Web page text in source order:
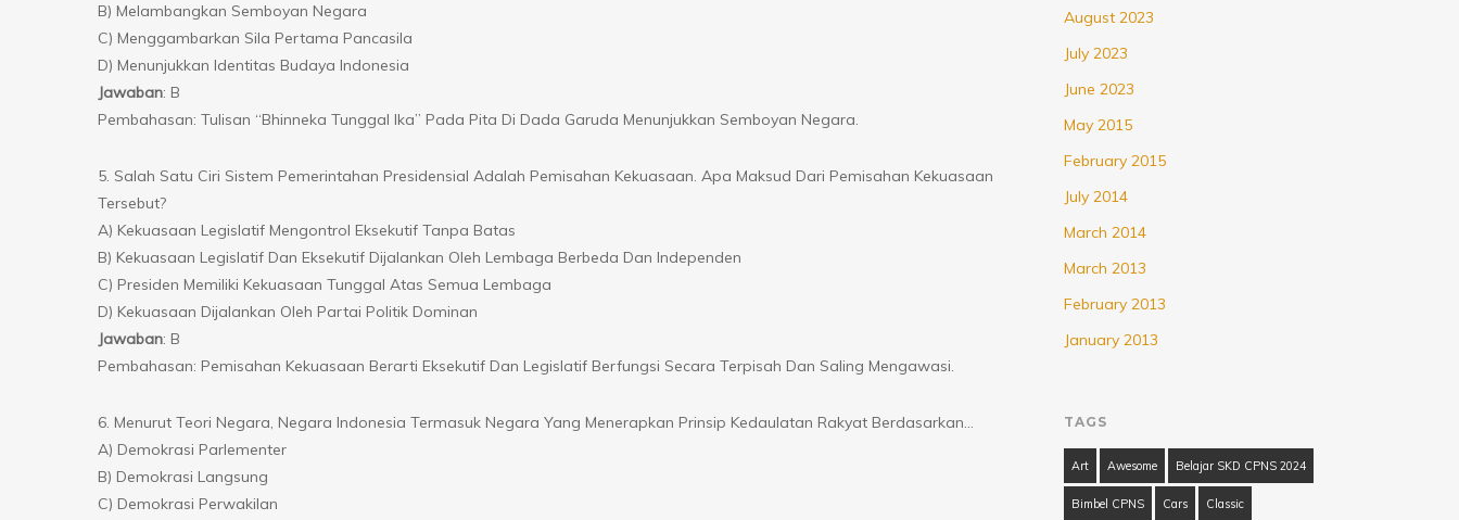
B) Melambangkan Semboyan Negara
C) Menggambarkan Sila Pertama Pancasila
D) Menunjukkan Identitas Budaya Indonesia
Jawaban: B
Pembahasan: Tulisan “Bhinneka Tunggal Ika” Pada Pita Di Dada Garuda Menunjukkan Semboyan Negara.
5. Salah Satu Ciri Sistem Pemerintahan Presidensial Adalah Pemisahan Kekuasaan. Apa Maksud Dari Pemisahan Kekuasaan
Tersebut?
A) Kekuasaan Legislatif Mengontrol Eksekutif Tanpa Batas
B) Kekuasaan Legislatif Dan Eksekutif Dijalankan Oleh Lembaga Berbeda Dan Independen
C) Presiden Memiliki Kekuasaan Tunggal Atas Semua Lembaga
D) Kekuasaan Dijalankan Oleh Partai Politik Dominan
Jawaban: B
Pembahasan: Pemisahan Kekuasaan Berarti Eksekutif Dan Legislatif Berfungsi Secara Terpisah Dan Saling Mengawasi.
6. Menurut Teori Negara, Negara Indonesia Termasuk Negara Yang Menerapkan Prinsip Kedaulatan Rakyat Berdasarkan…
A) Demokrasi Parlementer
B) Demokrasi Langsung
C) Demokrasi Perwakilan
August 2023
July 2023
June 2023
May 2015
February 2015
July 2014
March 2014
March 2013
February 2013
January 2013
TAGS
Art Awesome Belajar SKD CPNS 2024
Bimbel CPNS Cars Classic